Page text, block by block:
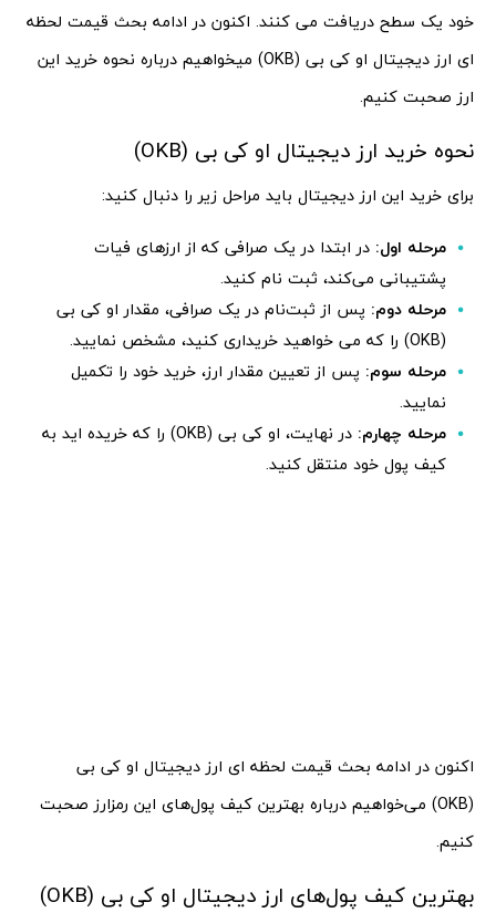
خود یک سطح دریافت می کنند. اکنون در ادامه بحث قیمت لحظه
‌ای ارز دیجیتال او کی بی (OKB) میخواهیم درباره نحوه خرید این
ارز صحبت کنیم.
نحوه خرید ارز دیجیتال او کی بی (OKB)
برای خرید این ارز دیجیتال باید مراحل زیر را دنبال کنید:
مرحله اول: در ابتدا در یک صرافی که از ارزهای فیات
پشتیبانی می‌کند، ثبت نام کنید.
مرحله دوم: پس از ثبت‌نام در یک صرافی، مقدار او کی بی
(OKB) را که می خواهید خریداری کنید، مشخص نمایید.
مرحله سوم: پس از تعیین مقدار ارز، خرید خود را تکمیل
نمایید.
مرحله چهارم:
در نهایت، او کی بی (OKB) را که خریده اید به
کیف پول خود منتقل کنید.
اکنون در ادامه بحث قیمت لحظه ‌ای ارز دیجیتال او کی بی
(OKB) می‌خواهیم درباره بهترین کیف پول‌های این رمزارز صحبت
کنیم.
بهترین کیف پول‌های ارز دیجیتال او کی بی (OKB)